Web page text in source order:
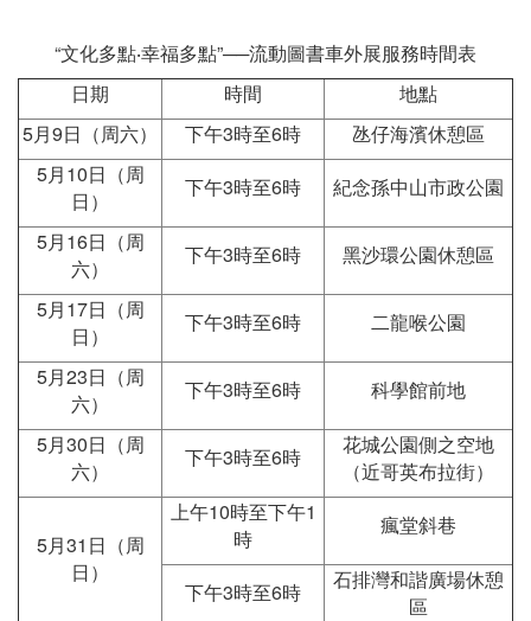
“文化多點‧幸福多點”──流動圖書車外展服務時間表
日期
時間
地點
5月9日（周六）
下午3時至6時
氹仔海濱休憩區
5月10日（周
日）
下午3時至6時
紀念孫中山市政公園
5月16日（周
六）
下午3時至6時
黑沙環公園休憩區
5月17日（周
日）
下午3時至6時
二龍喉公園
5月23日（周
六）
下午3時至6時
科學館前地
5月30日（周
六）
下午3時至6時
花城公園側之空地
（近哥英布拉街）
5月31日（周
日）
上午10時至下午1
時
瘋堂斜巷
下午3時至6時
石排灣和諧廣場休憩
區